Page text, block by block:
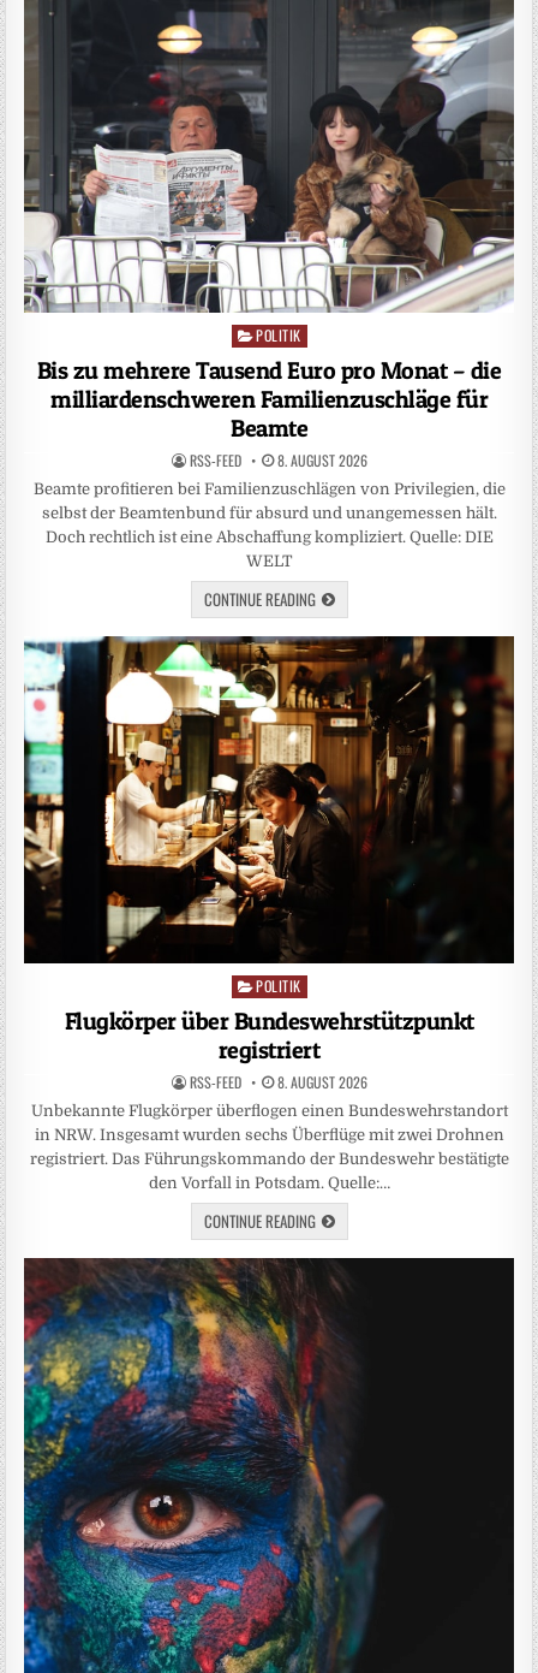
Posted
POLITIK
Bis zu mehrere Tausend Euro pro Monat – die
milliardenschweren Familienzuschläge für
Beamte
RSS-FEED 8. AUGUST 2026
Beamte profitieren bei Familienzuschlägen von Privilegien, die
selbst der Beamtenbund für absurd und unangemessen hält.
Doch rechtlich ist eine Abschaffung kompliziert. Quelle: DIE
WELT
CONTINUE READING
Posted
in
POLITIK
Flugkörper über Bundeswehrstützpunkt
registriert
RSS-FEED 8. AUGUST 2026
Unbekannte Flugkörper überflogen einen Bundeswehrstandort
in NRW. Insgesamt wurden sechs Überflüge mit zwei Drohnen
registriert. Das Führungskommando der Bundeswehr bestätigte
den Vorfall in Potsdam. Quelle:…
CONTINUE READING